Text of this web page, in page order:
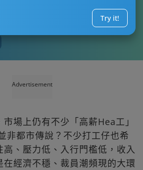
Try it!
Advertisement
場上仍有不少「高薪Hea工」
非都市傳說？不少打工仔也希
、壓力低、入行門檻低，收入
在經濟不穩、裁員潮頻現的大環